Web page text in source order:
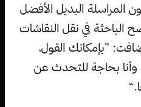
المراسلة البديل الأفضل
الباحثة في نقل النقاشات
”بإمكانك القول،
بحاجة للتحدث عن